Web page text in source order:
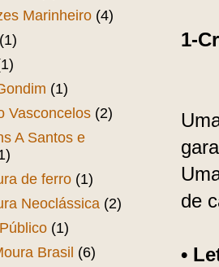
1-
de
•
Marinheiro (4)
(1)
(1)
Vasconcelos (2)
A Santos e
de ferro (1)
Neoclássica (2)
(1)
Brasil (6)